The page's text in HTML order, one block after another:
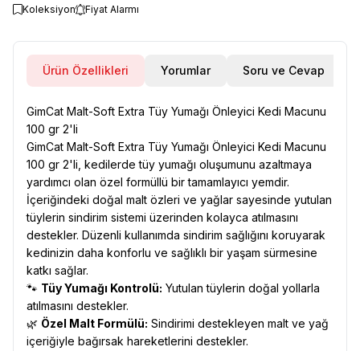
Koleksiyon
Fiyat Alarmı
Ürün Özellikleri Yorumlar Soru ve Cevap
GimCat Malt-Soft Extra Tüy Yumağı Önleyici Kedi Macunu
100 gr 2'li
GimCat Malt-Soft Extra Tüy Yumağı Önleyici Kedi Macunu
100 gr 2'li, kedilerde tüy yumağı oluşumunu azaltmaya
yardımcı olan özel formüllü bir tamamlayıcı yemdir.
İçeriğindeki doğal malt özleri ve yağlar sayesinde yutulan
tüylerin sindirim sistemi üzerinden kolayca atılmasını
destekler. Düzenli kullanımda sindirim sağlığını koruyarak
kedinizin daha konforlu ve sağlıklı bir yaşam sürmesine
katkı sağlar.
🐾 Tüy Yumağı Kontrolü: Yutulan tüylerin doğal yollarla
atılmasını destekler.
🌿 Özel Malt Formülü: Sindirimi destekleyen malt ve yağ
içeriğiyle bağırsak hareketlerini destekler.